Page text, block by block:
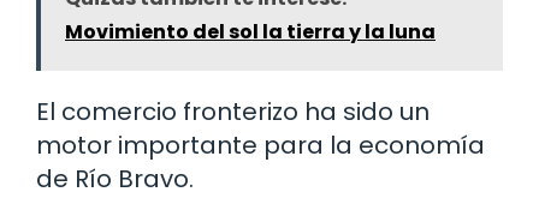
Movimiento del sol la tierra y la luna
El comercio fronterizo ha sido un
motor importante para la economía
de Río Bravo.